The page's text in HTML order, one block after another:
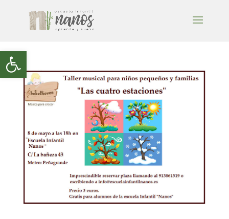
Abrir barra de herramientas